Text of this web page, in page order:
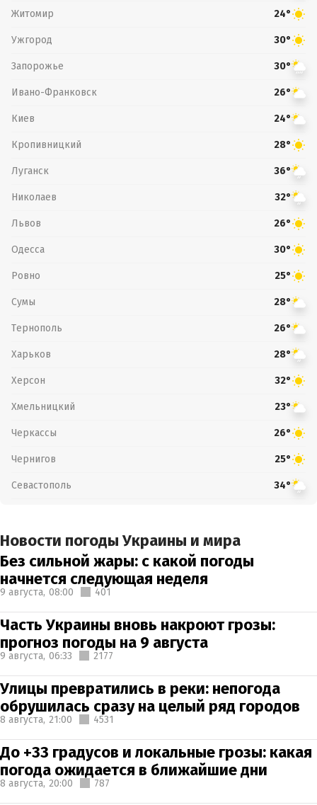
Житомир 24°
Ужгород 30°
Запорожье 30°
Ивано-Франковск 26°
Киев 24°
Кропивницкий 28°
Луганск 36°
Николаев 32°
Львов 26°
Одесса 30°
Ровно 25°
Сумы 28°
Тернополь 26°
Харьков 28°
Херсон 32°
Хмельницкий 23°
Черкассы 26°
Чернигов 25°
Севастополь 34°
Новости погоды Украины и мира
Без сильной жары: с какой погоды
начнется следующая неделя
9 августа, 08:00 401
Часть Украины вновь накроют грозы:
прогноз погоды на 9 августа
9 августа, 06:33 2177
Улицы превратились в реки: непогода
обрушилась сразу на целый ряд городов
8 августа, 21:00 4531
До +33 градусов и локальные грозы: какая
погода ожидается в ближайшие дни
8 августа, 20:00 787